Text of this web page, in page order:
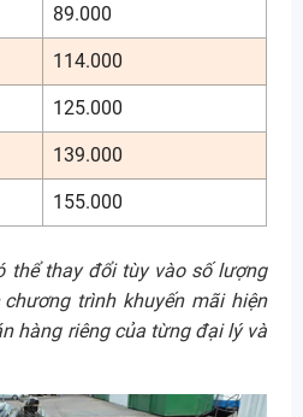
89.000
114.000
125.000
139.000
155.000
thể thay đổi tùy vào số lượng
trình khuyến mãi hiện
hàng riêng của từng đại lý và